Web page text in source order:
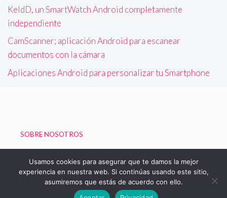
KeldD, un SmartWatch Android completamente
independiente
CamScanner; aplicación Android para escanear
documentos con la cámara
Aplicaciones Android para personalizar tu Smartphone
SOBRE NOSOTROS
Usamos cookies para asegurar que te damos la mejor
experiencia en nuestra web. Si continúas usando este sitio,
asumiremos que estás de acuerdo con ello.